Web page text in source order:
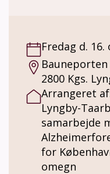
Fredag d.
Bauneporten
2800 Kgs.
Arrangeret
Lyngby-
samarbejde
for
omegn